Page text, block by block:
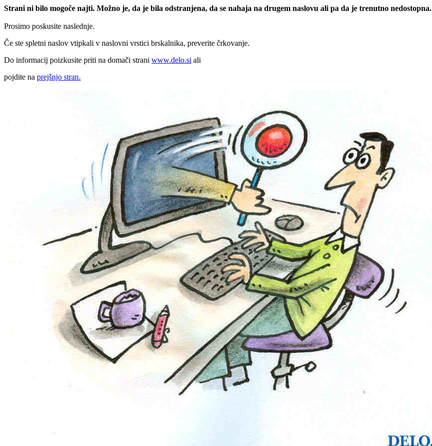
Strani ni bilo mogoče najti. Možno je, da je bila odstranjena, da se nahaja na drugem naslovu ali pa da je trenutno nedostopna.
Prosimo poskusite naslednje.
Če ste spletni naslov vtipkali v naslovni vrstici brskalnika, preverite črkovanje.
Do informacij poizkusite priti na domači strani www.delo.si ali
pojdite na prejšnjo stran.